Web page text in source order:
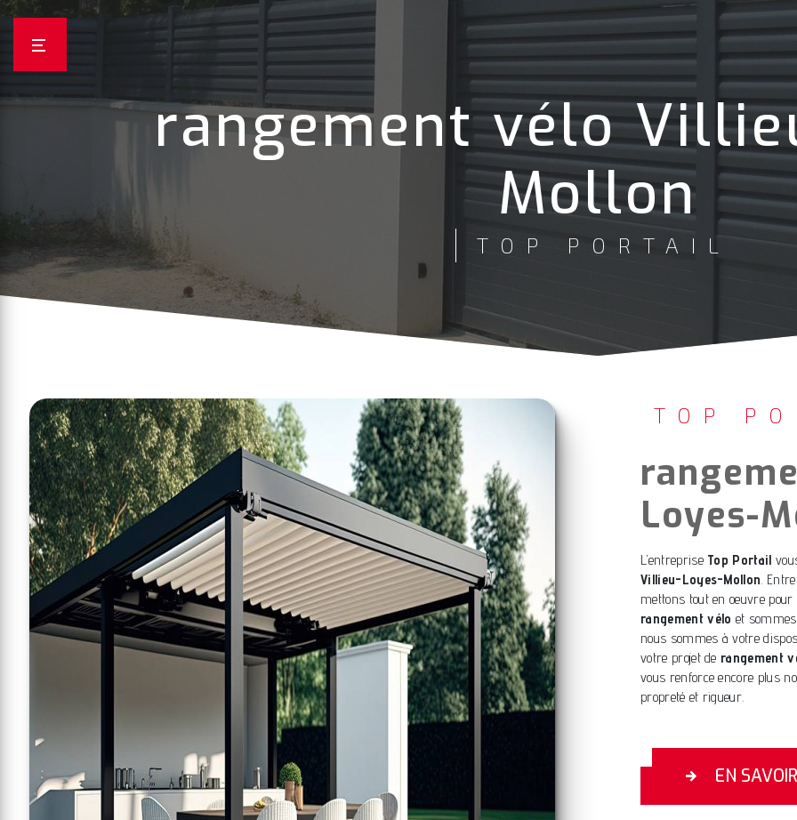
rangement vélo
Mollon
TOP PORTAIL
TOP
Loyes-
L’entreprise Top Portail
Villieu-Loyes-Mollon.
mettons tout en oeuvre
rangement vélo et
nous sommes à votre
votre projet de rangement
vous renforce encore plus
propreté et rigueur.
EN
Panneau de gestion des cookies